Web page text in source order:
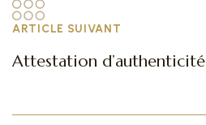
ARTICLE SUIVANT
Attestation d’authenticité